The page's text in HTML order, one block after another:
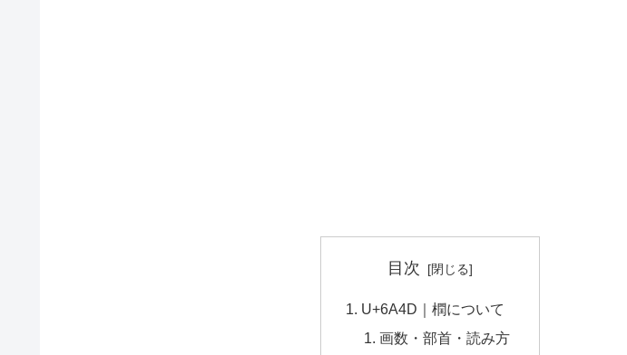
目次
U+6A4D｜橍について
画数・部首・読み方